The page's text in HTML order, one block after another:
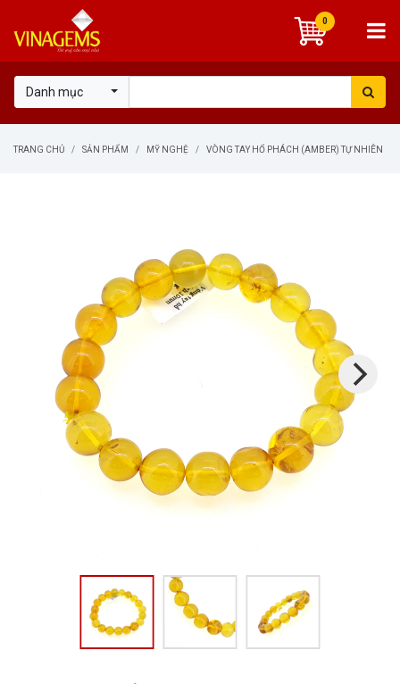
Danh mục
0
TRANG CHỦ SẢN PHẨM MỸ NGHỆ VÒNG TAY HỔ PHÁCH (AMBER) TỰ NHIÊN